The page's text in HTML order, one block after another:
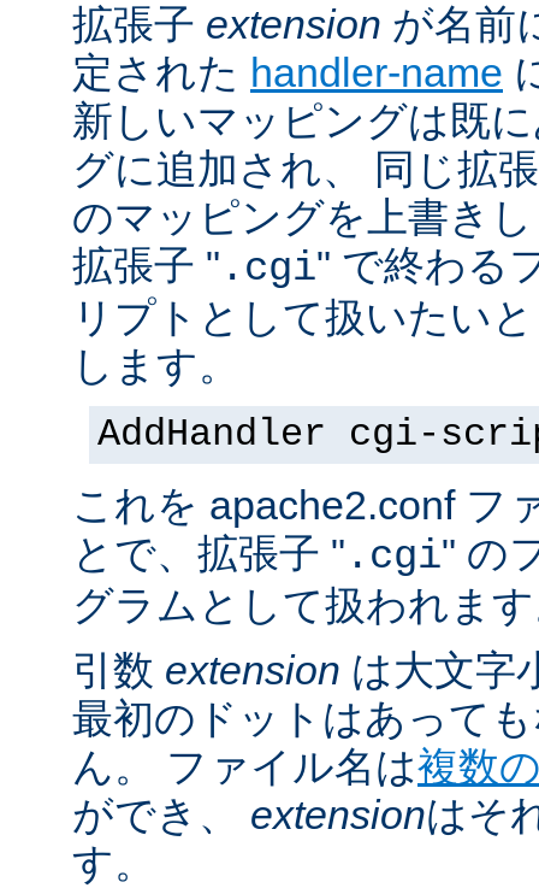
拡張子 extension が名前
定された handler-name
新しいマッピングは既
グに追加され、 同じ拡
のマッピングを上書き
拡張子 " .cgi" で終わる
リプトとして扱いたい
します。
AddHandler cgi-
これを apache2.conf フ
とで、拡張子 " .cgi" の
グラムとして扱われま
引数 extension は大文字
最初のドットはあって
ん。 ファイル名は複数
ができ、 extensionはそ
す。